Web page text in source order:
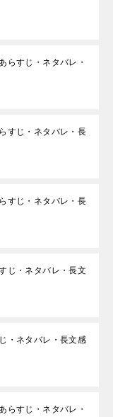
らすじ・ネタバレ・
すじ・ネタバレ・長
すじ・ネタバレ・長
じ・ネタバレ・長文
・ネタバレ・長文感
らすじ・ネタバレ・